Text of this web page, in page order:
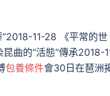
11-28 《平常的世
曲的“活態”傳承2018-
包養條件會30日在琶洲